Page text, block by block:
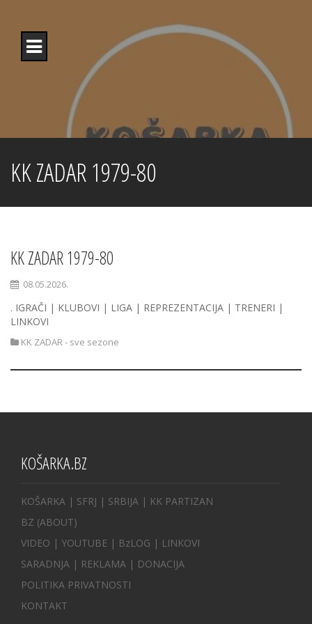
content
KK ZADAR 1979-80
KK ZADAR 1979-80
08.05.2026.
. IGRAČI | KLUBOVI | LIGA | REPREZENTACIJA | TRENERI |
LINKOVI
KK ZADAR - sve sezone
KOŠARKA.BZ
KOŠARKA | SFRJ | SRBIJA | KK PARTIZAN
BZ (ABOUT)
VIDEO | YOUTUBE | BzLOG | LINKOVI
SARADNJA | REKLAMA | DONACIJA
POLITIKA PRIVATNOSTI
KONTAKT